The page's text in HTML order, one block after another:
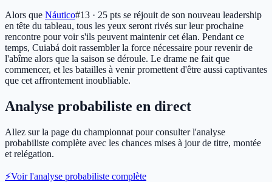
Alors que Náutico#13 · 25 pts se réjouit de son nouveau leadership
en tête du tableau, tous les yeux seront rivés sur leur prochaine
rencontre pour voir s'ils peuvent maintenir cet élan. Pendant ce
temps, Cuiabá doit rassembler la force nécessaire pour revenir de
l'abîme alors que la saison se déroule. Le drame ne fait que
commencer, et les batailles à venir promettent d'être aussi captivantes
que cet affrontement inoubliable.
Analyse probabiliste en direct
Allez sur la page du championnat pour consulter l'analyse
probabiliste complète avec les chances mises à jour de titre, montée
et relégation.
⚡Voir l'analyse probabiliste complète